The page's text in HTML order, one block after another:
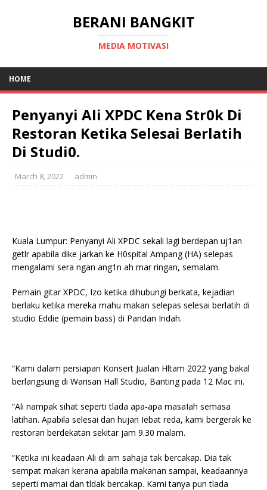
BERANI BANGKIT
MEDIA MOTIVASI
HOME
Penyanyi AIi XPDC Kena Str0k Di
Restoran Ketika Selesai Berlatih
Di Studi0.
March 8, 2022 admin
Kuala Lumpur: Penyanyi Ali XPDC sekali lagi berdepan uj1an
getlr apabila dike jarkan ke H0spital Ampang (HA) selepas
mengalami sera ngan ang1n ah mar ringan, semalam.
Pemain gitar XPDC, Izo ketika dihubungi berkata, kejadian
berlaku ketika mereka mahu makan selepas selesai berlatih di
studio Eddie (pemain bass) di Pandan Indah.
“Kami dalam persiapan Konsert Jualan Hltam 2022 yang bakal
berlangsung di Warisan Hall Studio, Banting pada 12 Mac ini.
“Ali nampak sihat seperti tlada apa-apa masaIah semasa
latihan. Apabila selesai dan hujan Iebat reda, kami bergerak ke
restoran berdekatan sekitar jam 9.30 malam.
“Ketika ini keadaan Ali di am sahaja tak bercakap. Dia tak
sempat makan kerana apabila makanan sampai, keadaannya
seperti mamai dan tldak bercakap. Kami tanya pun tlada